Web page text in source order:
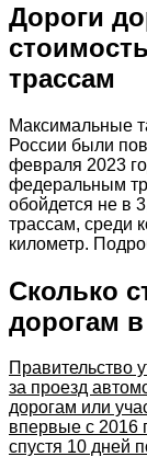
Дороги
трассам
Максимальные
России были
февраля 2023
федеральным
обойдется не в
трассам, среди
километр.
Сколько
дорогам в
Правительство
за проезд
дорогам или
впервые с 2016
спустя 10 дней